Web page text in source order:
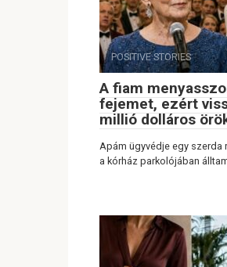
POSITIVE STORIES
A fiam
fejemet, ezért
millió dolláros
Apám ügyvédje egy
a kórház parkolójában